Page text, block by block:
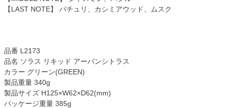
【LAST NOTE】 パチュリ、カシミアウッド、ムスク
品番 L2173
品名 ソラス リキッド アーバンシトラス
カラー グリーン(GREEN)
製品重量 340g
製品サイズ H125×W62×D62(mm)
パッケージ重量 385g